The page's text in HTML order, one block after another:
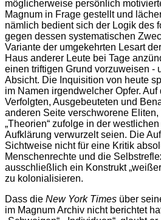
möglicherweise persönlich
Magnum in Frage gestellt und
nämlich bedient sich der Logik des
gegen dessen systematischen
Variante der umgekehrten Lesart
Haus anderer Leute bei Tage
einen triftigen Grund vorzuweisen -
Absicht. Die Inquisition von heute
im Namen irgendwelcher Opfer.
Verfolgten, Ausgebeuteten und
anderen Seite verschworene
„Theorien“ zufolge in der
Aufklärung verwurzelt seien. Die
Sichtweise nicht für eine Kritik
Menschenrechte und die
ausschließlich ein Konstrukt
zu kolonialisieren.
Dass die New York Times über
im Magnum Archiv nicht berichtet